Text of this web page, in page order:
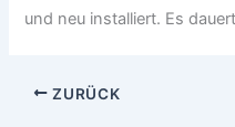
und neu installiert. Es
ZURÜCK